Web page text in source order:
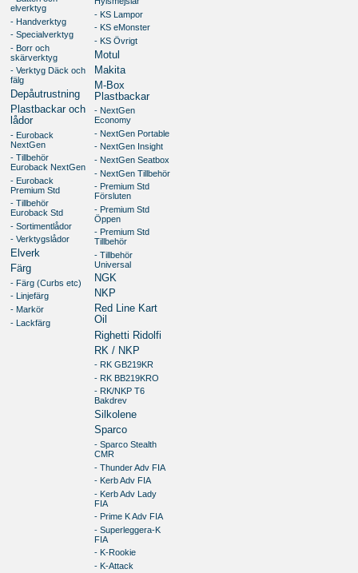
elverktyg
- Handverktyg
- Specialverktyg
- Borr och
skärverktyg
- Verktyg Däck och
fälg
Depåutrustning
Plastbackar och
lådor
- Euroback
NextGen
- Tillbehör
Euroback NextGen
- Euroback
Premium Std
- Tillbehör
Euroback Std
- Sortimentlådor
- Verktygslådor
Elverk
Färg
- Färg (Curbs etc)
- Linjefärg
- Markör
- Lackfärg
- KS Lampor
- KS eMonster
- KS Övrigt
Motul
Makita
M-Box
Plastbackar
- NextGen
Economy
- NextGen Portable
- NextGen Insight
- NextGen Seatbox
- NextGen Tillbehör
- Premium Std
Försluten
- Premium Std
Öppen
- Premium Std
Tillbehör
- Tillbehör
Universal
NGK
NKP
Red Line Kart
Oil
Righetti Ridolfi
RK / NKP
- RK GB219KR
- RK BB219KRO
- RK/NKP T6
Bakdrev
Silkolene
Sparco
- Sparco Stealth
CMR
- Thunder Adv FIA
- Kerb Adv FIA
- Kerb Adv Lady
FIA
- Prime K Adv FIA
- Superleggera-K
FIA
- K-Rookie
- K-Attack